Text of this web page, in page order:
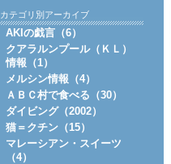
カテゴリ別アーカイブ
AKIの戯言（6）
クアラルンプール（ＫＬ）
情報（1）
メルシン情報（4）
ＡＢＣ村で食べる（30）
ダイビング（2002）
猫＝クチン（15）
マレーシアン・スイーツ
（4）